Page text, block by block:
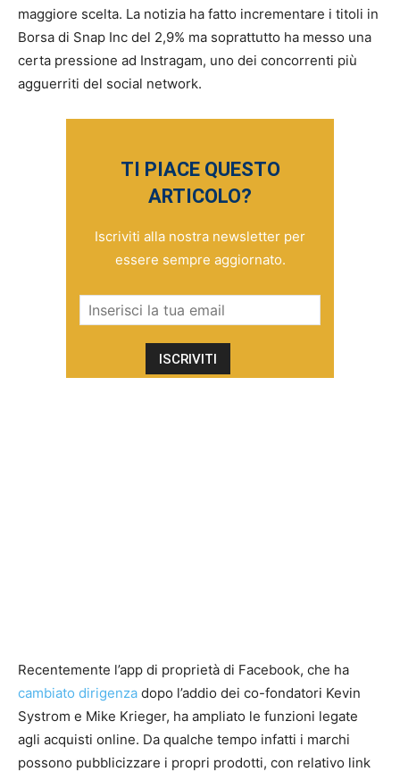
maggiore scelta. La notizia ha fatto incrementare i titoli in
Borsa di Snap Inc del 2,9% ma soprattutto ha messo una
certa pressione ad Instragam, uno dei concorrenti più
agguerriti del social network.
TI PIACE QUESTO
ARTICOLO?
Iscriviti alla nostra newsletter per
essere sempre aggiornato.
Recentemente l’app di proprietà di Facebook, che ha
cambiato dirigenza dopo l’addio dei co-fondatori Kevin
Systrom e Mike Krieger, ha ampliato le funzioni legate
agli acquisti online. Da qualche tempo infatti i marchi
possono pubblicizzare i propri prodotti, con relativo link